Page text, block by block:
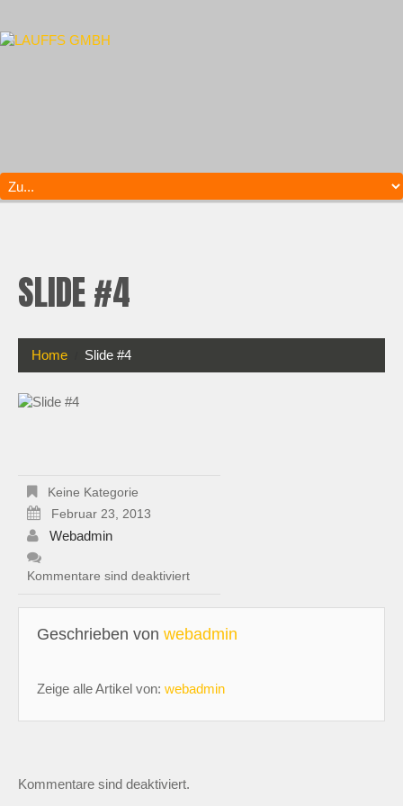
SLIDE #4
Home Slide #4
Keine Kategorie
Februar 23, 2013
Webadmin
Kommentare sind deaktiviert
Geschrieben von webadmin
Zeige alle Artikel von: webadmin
Kommentare sind deaktiviert.